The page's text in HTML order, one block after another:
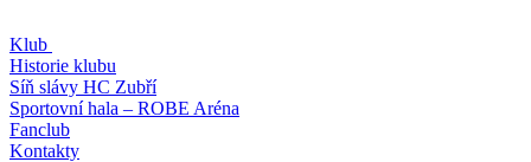
Klub
Historie klubu
Síň slávy HC Zubří
Sportovní hala – ROBE Aréna
Fanclub
Kontakty